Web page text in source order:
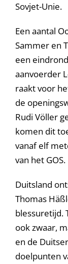
Sovjet-Unie.
Een aantal
Sammer en
een
aanvoerder
raakt voor
de
Rudi Völler
komen dit
vanaf elf
van het GOS.
Duitsland
Thomas
blessuretijd.
ook zwaar,
en de
doelpunten